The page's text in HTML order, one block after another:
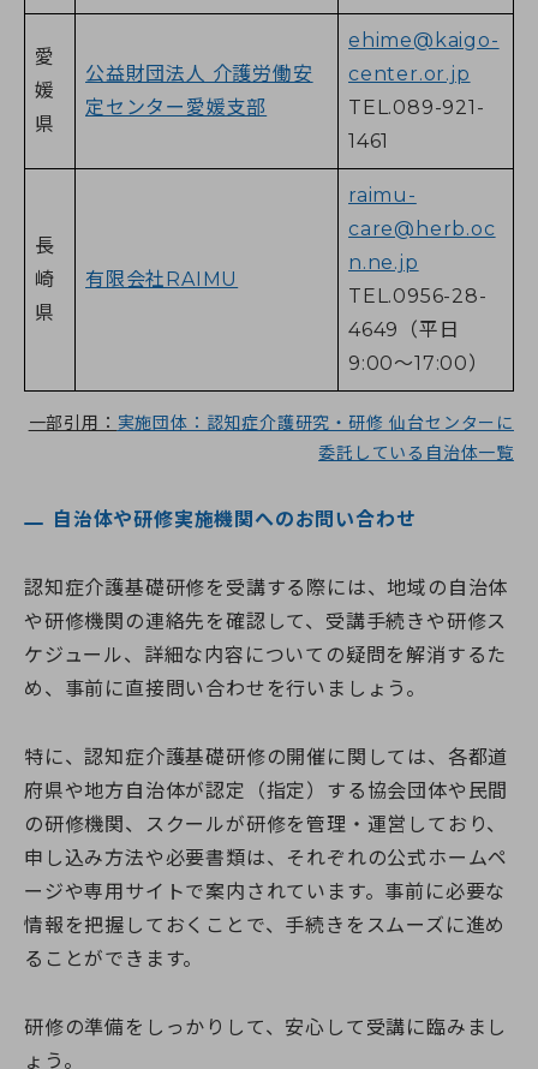
愛
媛
県
公益財団法人 介護労働安
定センター愛媛支部
ehime@kaigo-
center.or.jp
TEL.089-921-
1461
長
崎
県
有限会社RAIMU
raimu-
care@herb.oc
n.ne.jp
TEL.0956-28-
4649（平日
9:00～17:00）
一部引用： 実施団体：認知症介護研究・研修 仙台センターに
委託している自治体一覧
自治体や研修実施機関へのお問い合わせ
認知症介護基礎研修を受講する際には、地域の自治体
や研修機関の連絡先を確認して、受講手続きや研修ス
ケジュール、詳細な内容についての疑問を解消するた
め、事前に直接問い合わせを行いましょう。
特に、認知症介護基礎研修の開催に関しては、各都道
府県や地方自治体が認定（指定）する協会団体や民間
の研修機関、スクールが研修を管理・運営しており、
申し込み方法や必要書類は、それぞれの公式ホームペ
ージや専用サイトで案内されています。事前に必要な
情報を把握しておくことで、手続きをスムーズに進め
ることができます。
研修の準備をしっかりして、安心して受講に臨みまし
ょう。